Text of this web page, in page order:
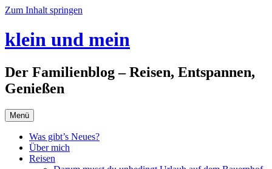
Zum Inhalt springen
klein und mein
Der Familienblog – Reisen, Entspannen,
Genießen
Menü
Was gibt’s Neues?
Über mich
Reisen